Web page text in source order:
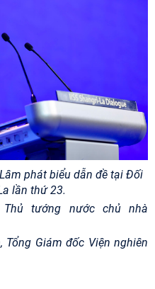
phát biểu dẫn đề tại Đối
lần thứ 23.
tướng nước chủ nhà
, Tổng Giám đốc Viện nghiên